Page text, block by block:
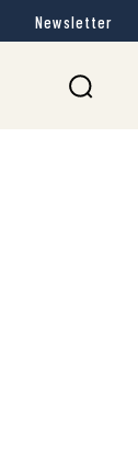
Newsletter